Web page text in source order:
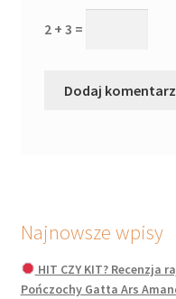
2 + 3 =
Najnowsze wpisy
HIT CZY KIT? Recenzja
Pończochy Gatta Ars